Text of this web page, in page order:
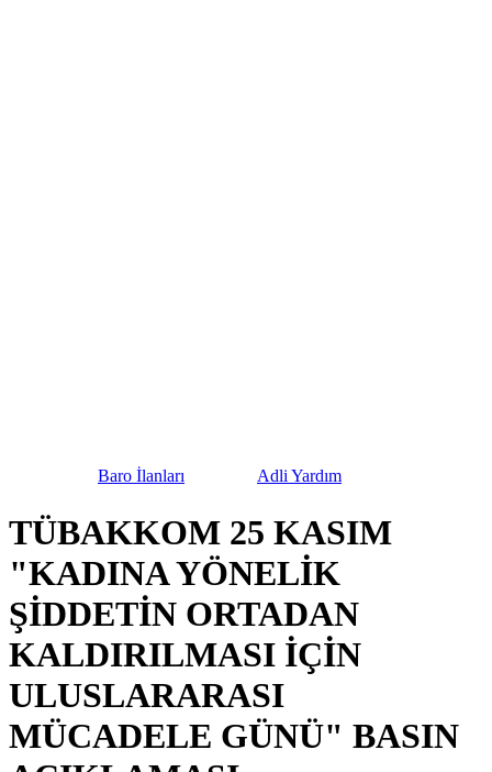
Baro İlanları Adli Yardım
TÜBAKKOM 25 KASIM
"KADINA YÖNELİK
ŞİDDETİN ORTADAN
KALDIRILMASI İÇİN
ULUSLARARASI
MÜCADELE GÜNÜ" BASIN